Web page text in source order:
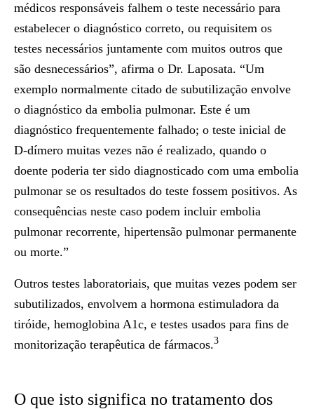
médicos responsáveis falhem o teste necessário para
estabelecer o diagnóstico correto, ou requisitem os
testes necessários juntamente com muitos outros que
são desnecessários”, afirma o Dr. Laposata. “Um
exemplo normalmente citado de subutilização envolve
o diagnóstico da embolia pulmonar. Este é um
diagnóstico frequentemente falhado; o teste inicial de
D-dímero muitas vezes não é realizado, quando o
doente poderia ter sido diagnosticado com uma embolia
pulmonar se os resultados do teste fossem positivos. As
consequências neste caso podem incluir embolia
pulmonar recorrente, hipertensão pulmonar permanente
ou morte.”
Outros testes laboratoriais, que muitas vezes podem ser
subutilizados, envolvem a hormona estimuladora da
tiróide, hemoglobina A1c, e testes usados para fins de
monitorização terapêutica de fármacos.3
O que isto significa no tratamento dos